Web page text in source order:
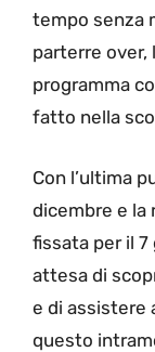
tempo senza
parterre over,
programma
fatto nella
Con l’ultima
dicembre e la
fissata per il
attesa di
e di assistere
questo